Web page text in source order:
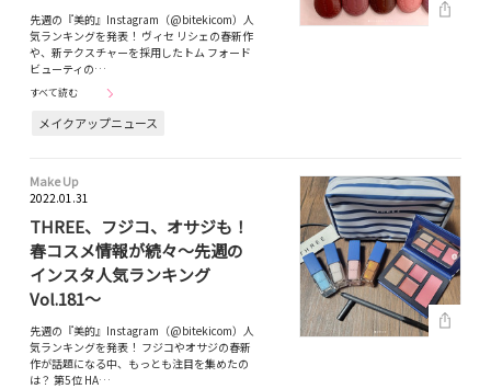
先週の『美的』Instagram（@bitekicom）人
気ランキングを発表！ ヴィセ リシェの春新作
や、新テクスチャーを採用したトム フォード
ビューティの…
すべて読む
メイクアップニュース
Make Up
2022.01.31
THREE、フジコ、オサジも！
春コスメ情報が続々～先週の
インスタ人気ランキング
Vol.181～
先週の『美的』Instagram（@bitekicom）人
気ランキングを発表！ フジコやオサジの春新
作が話題になる中、もっとも注目を集めたの
は？ 第5位 HA…